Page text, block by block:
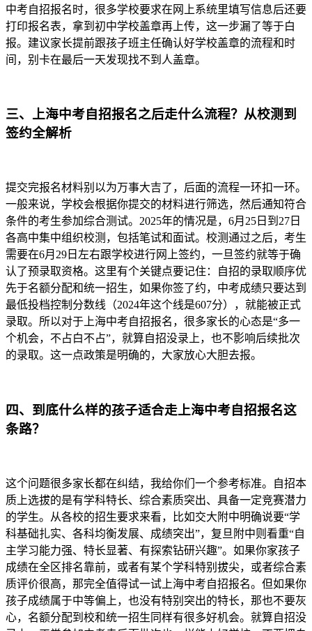
中考自招报名时，很多学校要求在网上系统里填写信息后还要
打印报名表，拿到初中学校盖章再上传，这一步漏了等于白
报。建议家长提前跟孩子班主任确认好学校盖章的流程和时
间，别卡在最后一天发现找不到人盖章。
三、上海中考自招报名之后走什么流程？从校测到
签约全解析
提交完报名材料别以为万事大吉了，后面的流程一环扣一环。
一般来说，学校会根据你提交的材料进行筛选，然后通知符合
条件的考生参加综合测试。2025年的情况是，6月25日到27日
各高中集中组织校测，包括笔试和面试。校测通过之后，考生
需要在6月29日左右跟学校进行网上签约，一旦签约就等于确
认了预录取资格。这里有个关键点要记住：自招的录取顺序优
先于名额分配和统一招生，如果你签了约，中考成绩只要达到
最低投档控制分数线（2024年这个线是607分），就能被正式
录取。所以对于上海中考自招报名，很多家长的心态是“多一
个机会，不占白不占”，就算自招没录上，也不影响后续批次
的录取。这一点政策是明确的，大家放心大胆去报。
四、到底什么样的孩子适合走上海中考自招报名这
条路？
这个问题很多家长都在纠结，我给你们一个参考标准。自招本
质上选拔的是有学科特长、综合素质突出、具备一定竞赛潜力
的学生。从各校的招生要求来看，比如交大附中明确说要“学
科基础扎实、各科均衡发展、成绩突出”，复旦附中则看重“自
主学习能力强、特长显著、有探索钻研兴趣”。如果你家孩子
成绩在全区排名靠前，或者有某个学科特别拔尖，或者综合素
质评价很高，那完全值得试一试上海中考自招报名。但如果你
孩子成绩属于中等偏上，也没有特别突出的特长，那也不要灰
心，名额分配到校和统一招生同样有很多好机会。就算自招没